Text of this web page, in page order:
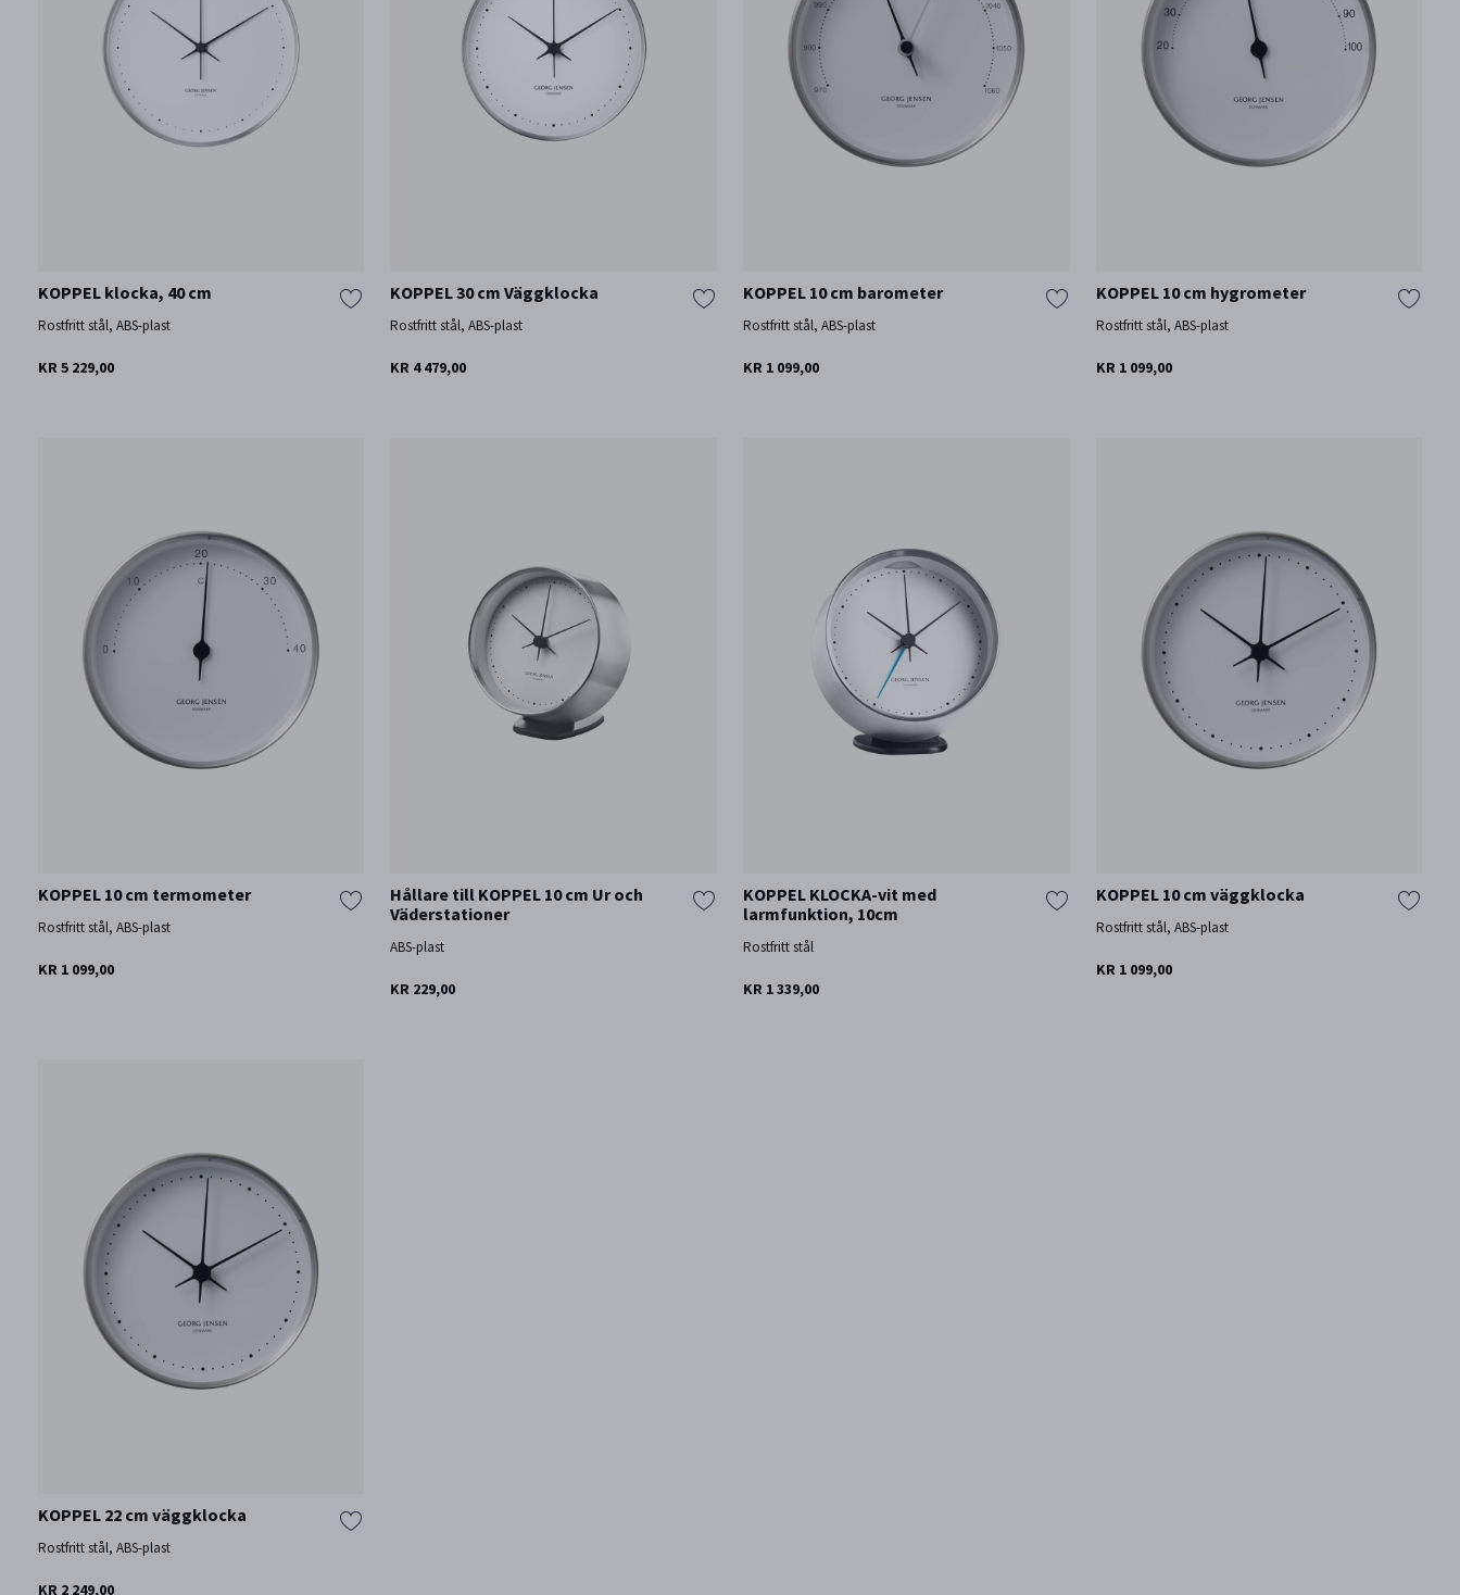
KOPPEL klocka, 40 cm
Rostfritt stål, ABS-plast
KR 5 229,00
KOPPEL 30 cm Väggklocka
Rostfritt stål, ABS-plast
KR 4 479,00
KOPPEL 10 cm barometer
Rostfritt stål, ABS-plast
KR 1 099,00
KOPPEL 10 cm hygrometer
Rostfritt stål, ABS-plast
KR 1 099,00
KOPPEL 10 cm termometer
Rostfritt stål, ABS-plast
KR 1 099,00
Hållare till KOPPEL 10 cm Ur och
Väderstationer
ABS-plast
KR 229,00
KOPPEL KLOCKA-vit med
larmfunktion, 10cm
Rostfritt stål
KR 1 339,00
KOPPEL 10 cm väggklocka
Rostfritt stål, ABS-plast
KR 1 099,00
KOPPEL 22 cm väggklocka
Rostfritt stål, ABS-plast
KR 2 249,00